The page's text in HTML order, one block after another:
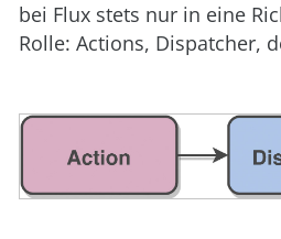
bei Flux stets nur in eine
Rolle: Actions, Dispatcher,